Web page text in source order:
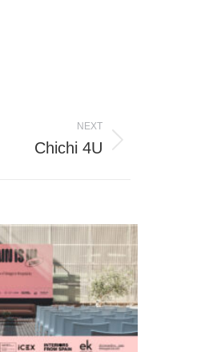
NEXT
Chichi 4U